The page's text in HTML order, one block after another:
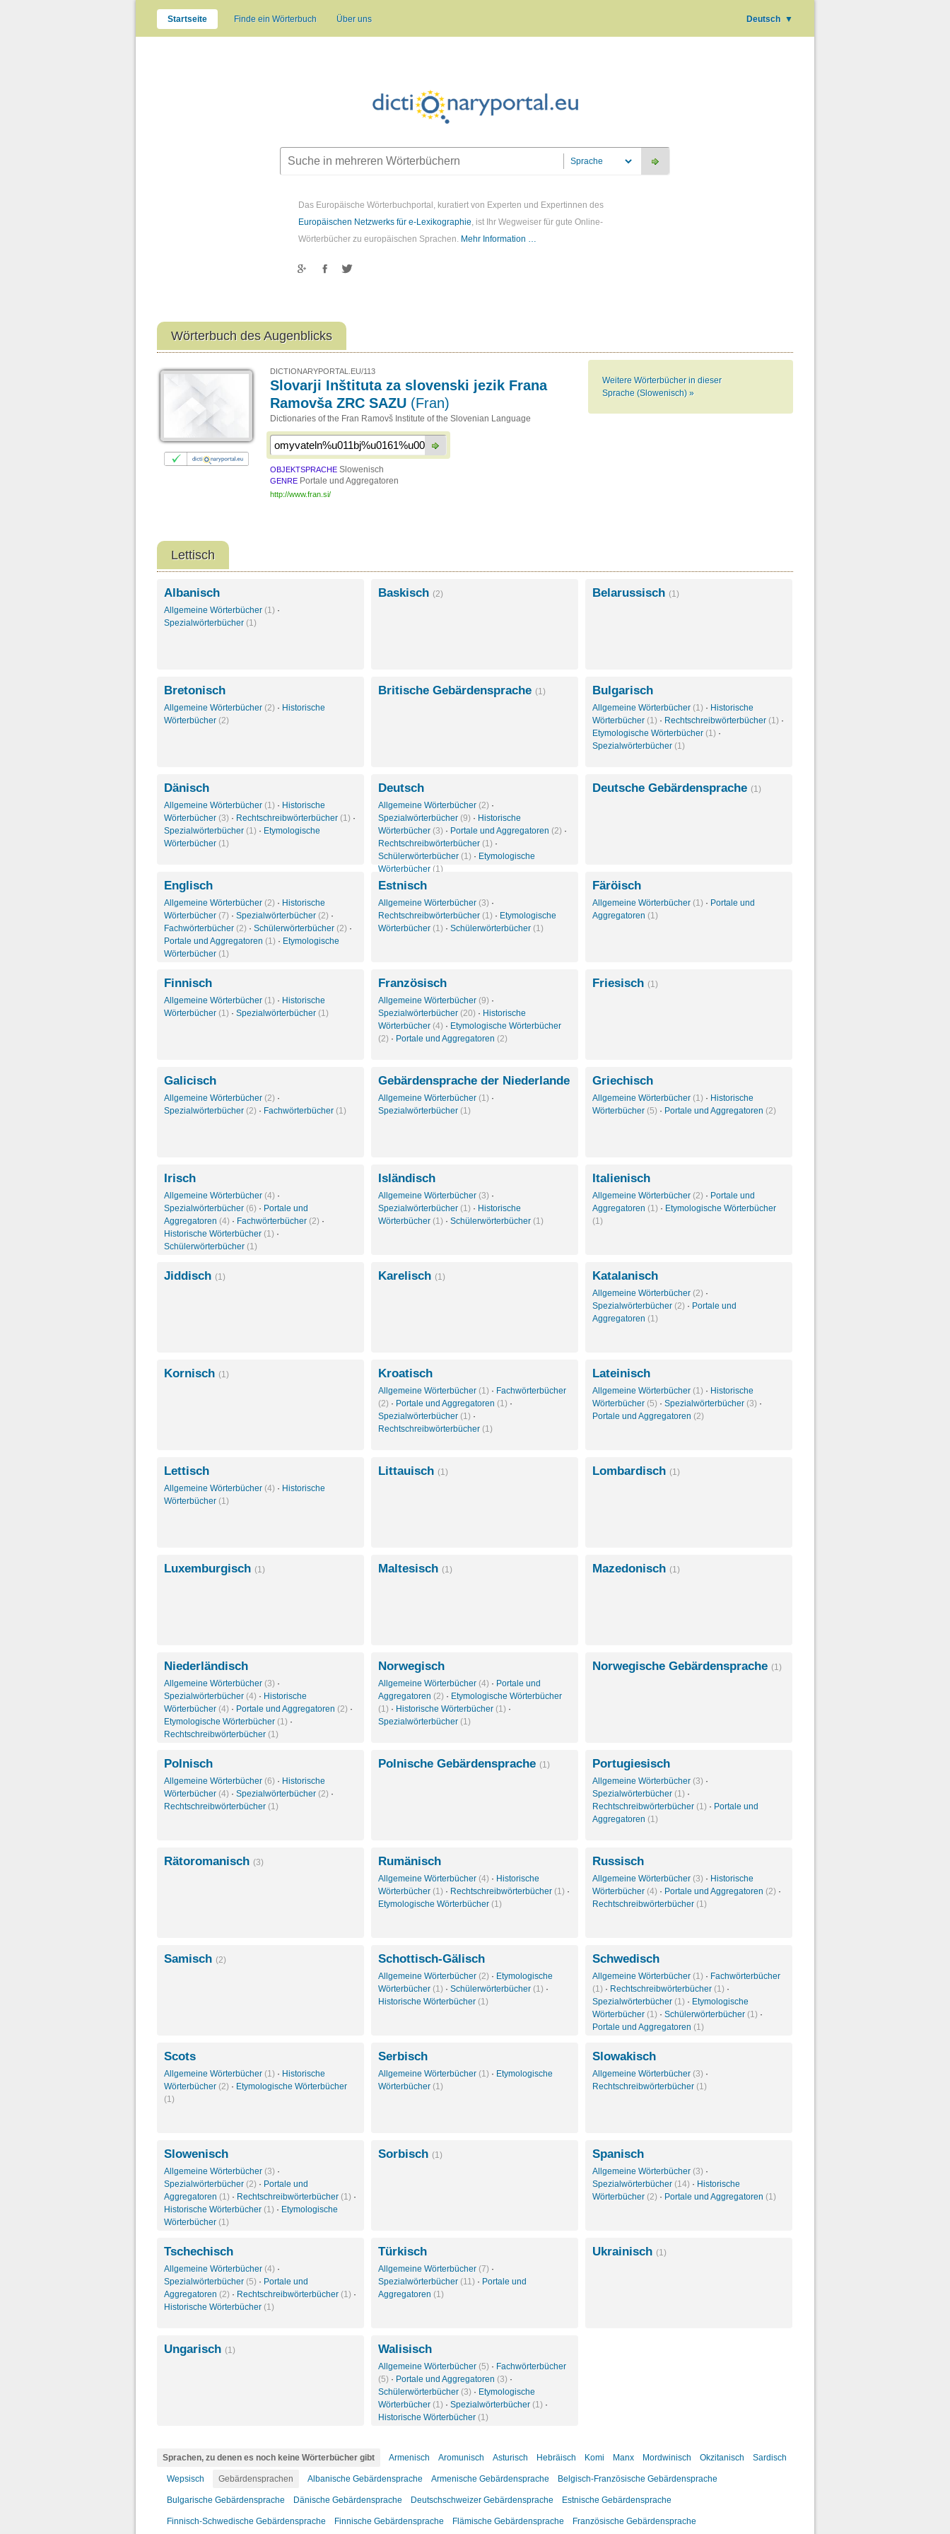
Startseite Finde ein Wörterbuch Über uns Deutsch ▼
Das Europäische Wörterbuchportal, kuratiert von Experten und Expertinnen des
Europäischen Netzwerks für e-Lexikographie, ist Ihr Wegweiser für gute Online-
Wörterbücher zu europäischen Sprachen. Mehr Information …
Wörterbuch des Augenblicks
Weitere Wörterbücher in dieser
Sprache (Slowenisch) »
DICTIONARYPORTAL.EU/113
Slovarji Inštituta za slovenski jezik Frana
Ramovša ZRC SAZU (Fran)
Dictionaries of the Fran Ramovš Institute of the Slovenian Language
OBJEKTSPRACHE Slowenisch
GENRE Portale und Aggregatoren
http://www.fran.si/
Lettisch
Albanisch
Allgemeine Wörterbücher (1) ·
Spezialwörterbücher (1)
Baskisch (2) Belarussisch (1)
Bretonisch
Allgemeine Wörterbücher (2) · Historische
Wörterbücher (2)
Britische Gebärdensprache (1) Bulgarisch
Allgemeine Wörterbücher (1) · Historische
Wörterbücher (1) · Rechtschreibwörterbücher (1) ·
Etymologische Wörterbücher (1) ·
Spezialwörterbücher (1)
Dänisch
Allgemeine Wörterbücher (1) · Historische
Wörterbücher (3) · Rechtschreibwörterbücher (1) ·
Spezialwörterbücher (1) · Etymologische
Wörterbücher (1)
Deutsch
Allgemeine Wörterbücher (2) ·
Spezialwörterbücher (9) · Historische
Wörterbücher (3) · Portale und Aggregatoren (2) ·
Rechtschreibwörterbücher (1) ·
Schülerwörterbücher (1) · Etymologische
Wörterbücher (1)
Deutsche Gebärdensprache (1)
Englisch
Allgemeine Wörterbücher (2) · Historische
Wörterbücher (7) · Spezialwörterbücher (2) ·
Fachwörterbücher (2) · Schülerwörterbücher (2) ·
Portale und Aggregatoren (1) · Etymologische
Wörterbücher (1)
Estnisch
Allgemeine Wörterbücher (3) ·
Rechtschreibwörterbücher (1) · Etymologische
Wörterbücher (1) · Schülerwörterbücher (1)
Färöisch
Allgemeine Wörterbücher (1) · Portale und
Aggregatoren (1)
Finnisch
Allgemeine Wörterbücher (1) · Historische
Wörterbücher (1) · Spezialwörterbücher (1)
Französisch
Allgemeine Wörterbücher (9) ·
Spezialwörterbücher (20) · Historische
Wörterbücher (4) · Etymologische Wörterbücher
(2) · Portale und Aggregatoren (2)
Friesisch (1)
Galicisch
Allgemeine Wörterbücher (2) ·
Spezialwörterbücher (2) · Fachwörterbücher (1)
Gebärdensprache der Niederlande
Allgemeine Wörterbücher (1) ·
Spezialwörterbücher (1)
Griechisch
Allgemeine Wörterbücher (1) · Historische
Wörterbücher (5) · Portale und Aggregatoren (2)
Irisch
Allgemeine Wörterbücher (4) ·
Spezialwörterbücher (6) · Portale und
Aggregatoren (4) · Fachwörterbücher (2) ·
Historische Wörterbücher (1) ·
Schülerwörterbücher (1)
Isländisch
Allgemeine Wörterbücher (3) ·
Spezialwörterbücher (1) · Historische
Wörterbücher (1) · Schülerwörterbücher (1)
Italienisch
Allgemeine Wörterbücher (2) · Portale und
Aggregatoren (1) · Etymologische Wörterbücher
(1)
Jiddisch (1) Karelisch (1) Katalanisch
Allgemeine Wörterbücher (2) ·
Spezialwörterbücher (2) · Portale und
Aggregatoren (1)
Kornisch (1) Kroatisch
Allgemeine Wörterbücher (1) · Fachwörterbücher
(2) · Portale und Aggregatoren (1) ·
Spezialwörterbücher (1) ·
Rechtschreibwörterbücher (1)
Lateinisch
Allgemeine Wörterbücher (1) · Historische
Wörterbücher (5) · Spezialwörterbücher (3) ·
Portale und Aggregatoren (2)
Lettisch
Allgemeine Wörterbücher (4) · Historische
Wörterbücher (1)
Littauisch (1) Lombardisch (1)
Luxemburgisch (1) Maltesisch (1) Mazedonisch (1)
Niederländisch
Allgemeine Wörterbücher (3) ·
Spezialwörterbücher (4) · Historische
Wörterbücher (4) · Portale und Aggregatoren (2) ·
Etymologische Wörterbücher (1) ·
Rechtschreibwörterbücher (1)
Norwegisch
Allgemeine Wörterbücher (4) · Portale und
Aggregatoren (2) · Etymologische Wörterbücher
(1) · Historische Wörterbücher (1) ·
Spezialwörterbücher (1)
Norwegische Gebärdensprache (1)
Polnisch
Allgemeine Wörterbücher (6) · Historische
Wörterbücher (4) · Spezialwörterbücher (2) ·
Rechtschreibwörterbücher (1)
Polnische Gebärdensprache (1) Portugiesisch
Allgemeine Wörterbücher (3) ·
Spezialwörterbücher (1) ·
Rechtschreibwörterbücher (1) · Portale und
Aggregatoren (1)
Rätoromanisch (3) Rumänisch
Allgemeine Wörterbücher (4) · Historische
Wörterbücher (1) · Rechtschreibwörterbücher (1) ·
Etymologische Wörterbücher (1)
Russisch
Allgemeine Wörterbücher (3) · Historische
Wörterbücher (4) · Portale und Aggregatoren (2) ·
Rechtschreibwörterbücher (1)
Samisch (2) Schottisch-Gälisch
Allgemeine Wörterbücher (2) · Etymologische
Wörterbücher (1) · Schülerwörterbücher (1) ·
Historische Wörterbücher (1)
Schwedisch
Allgemeine Wörterbücher (1) · Fachwörterbücher
(1) · Rechtschreibwörterbücher (1) ·
Spezialwörterbücher (1) · Etymologische
Wörterbücher (1) · Schülerwörterbücher (1) ·
Portale und Aggregatoren (1)
Scots
Allgemeine Wörterbücher (1) · Historische
Wörterbücher (2) · Etymologische Wörterbücher
(1)
Serbisch
Allgemeine Wörterbücher (1) · Etymologische
Wörterbücher (1)
Slowakisch
Allgemeine Wörterbücher (3) ·
Rechtschreibwörterbücher (1)
Slowenisch
Allgemeine Wörterbücher (3) ·
Spezialwörterbücher (2) · Portale und
Aggregatoren (1) · Rechtschreibwörterbücher (1) ·
Historische Wörterbücher (1) · Etymologische
Wörterbücher (1)
Sorbisch (1) Spanisch
Allgemeine Wörterbücher (3) ·
Spezialwörterbücher (14) · Historische
Wörterbücher (2) · Portale und Aggregatoren (1)
Tschechisch
Allgemeine Wörterbücher (4) ·
Spezialwörterbücher (5) · Portale und
Aggregatoren (2) · Rechtschreibwörterbücher (1) ·
Historische Wörterbücher (1)
Türkisch
Allgemeine Wörterbücher (7) ·
Spezialwörterbücher (11) · Portale und
Aggregatoren (1)
Ukrainisch (1)
Ungarisch (1) Walisisch
Allgemeine Wörterbücher (5) · Fachwörterbücher
(5) · Portale und Aggregatoren (3) ·
Schülerwörterbücher (3) · Etymologische
Wörterbücher (1) · Spezialwörterbücher (1) ·
Historische Wörterbücher (1)
Sprachen, zu denen es noch keine Wörterbücher gibt Armenisch Aromunisch Asturisch Hebräisch Komi Manx Mordwinisch Okzitanisch Sardisch
Wepsisch Gebärdensprachen Albanische Gebärdensprache Armenische Gebärdensprache Belgisch-Französische Gebärdensprache
Bulgarische Gebärdensprache Dänische Gebärdensprache Deutschschweizer Gebärdensprache Estnische Gebärdensprache
Finnisch-Schwedische Gebärdensprache Finnische Gebärdensprache Flämische Gebärdensprache Französische Gebärdensprache